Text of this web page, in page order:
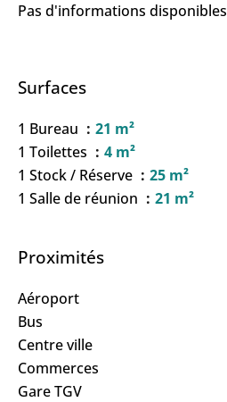
Pas d'informations disponibles
Surfaces
1 Bureau
21 m²
1 Toilettes
4 m²
1 Stock / Réserve
25 m²
1 Salle de réunion
21 m²
Proximités
Aéroport
Bus
Centre ville
Commerces
Gare TGV